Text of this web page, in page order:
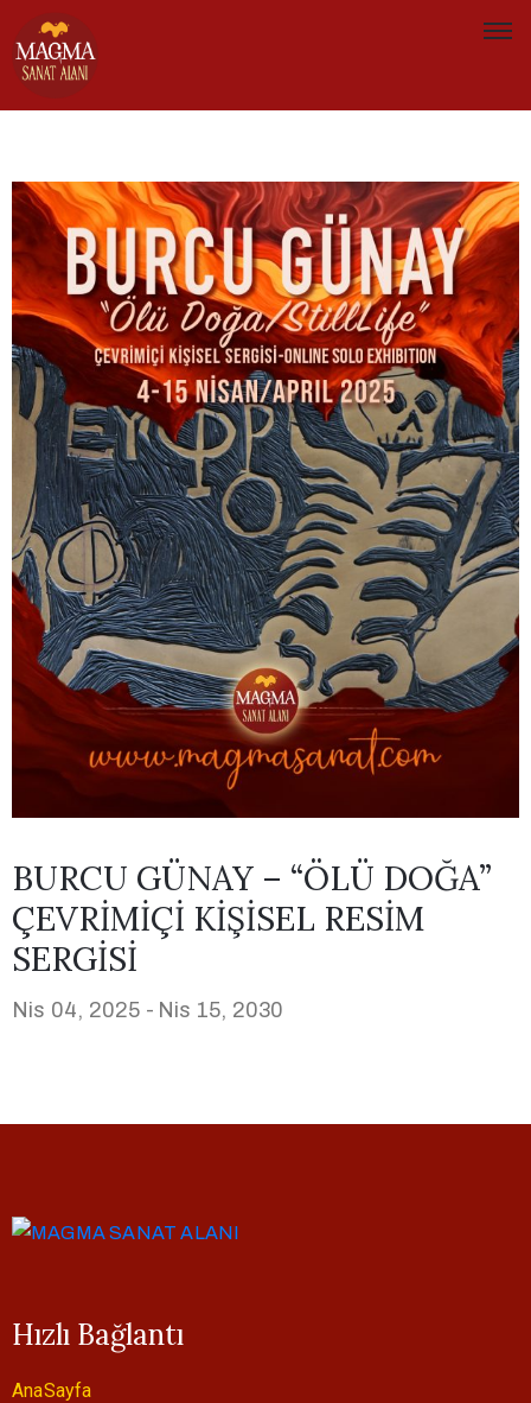
BURCU GÜNAY – “ÖLÜ DOĞA”
ÇEVRİMİÇİ KİŞİSEL RESİM
SERGİSİ
Nis 04, 2025 - Nis 15, 2030
Hızlı Bağlantı
AnaSayfa